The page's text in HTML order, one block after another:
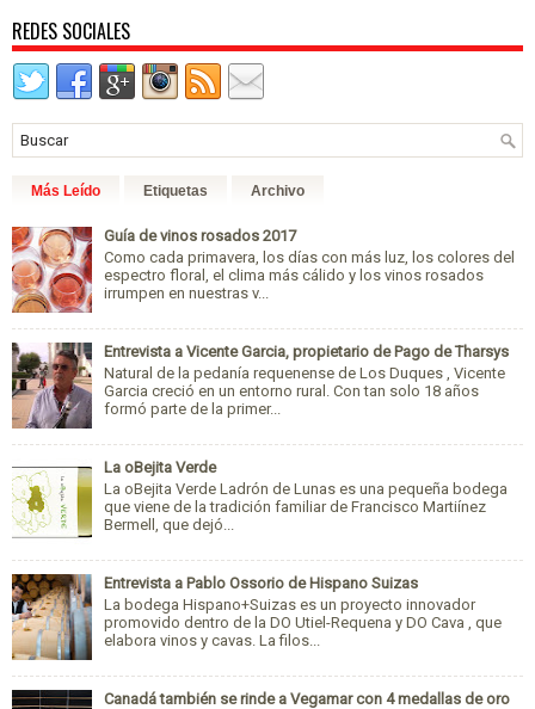
REDES SOCIALES
Más Leído Etiquetas Archivo
Guía de vinos rosados 2017
Como cada primavera, los días con más luz, los colores del
espectro floral, el clima más cálido y los vinos rosados
irrumpen en nuestras v...
Entrevista a Vicente Garcia, propietario de Pago de Tharsys
Natural de la pedanía requenense de Los Duques , Vicente
Garcia creció en un entorno rural. Con tan solo 18 años
formó parte de la primer...
La oBejita Verde
La oBejita Verde Ladrón de Lunas es una pequeña bodega
que viene de la tradición familiar de Francisco Martiínez
Bermell, que dejó...
Entrevista a Pablo Ossorio de Hispano Suizas
La bodega Hispano+Suizas es un proyecto innovador
promovido dentro de la DO Utiel-Requena y DO Cava , que
elabora vinos y cavas. La filos...
Canadá también se rinde a Vegamar con 4 medallas de oro